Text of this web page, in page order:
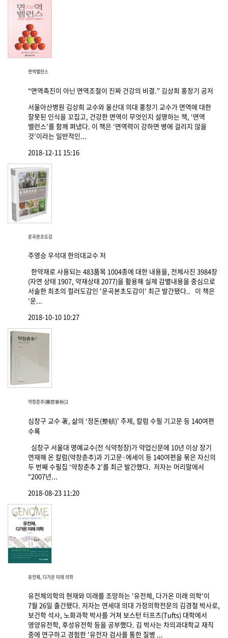
면역밸런스
“면역촉진이 아닌 면역조절이 진짜 건강의 비결.” 김상희 홍창기 공저
서울아산병원 김상희 교수와 울산대 의대 홍창기 교수가 면역에 대한
잘못된 인식을 꼬집고, 건강한 면역이 무엇인지 설명하는 책, ‘면역
밸런스’를 함께 펴냈다. 이 책은 ‘면역력이 강하면 병에 걸리지 않을
것’이라는 일반적인...
2018-12-11 15:16
운곡본초도감
주영승 우석대 한의대교수 저
한약재로 사용되는 483품목 1004종에 대한 내용을, 전체사진 3984장
(자연 상태 1907, 약재상태 2077)을 활용해 실제 감별내용을 중심으로
서술한 최초의 컬러도감인 '운곡본초도감이' 최근 발간됐다.. 이 책은
‘운...
2018-10-10 10:27
약창춘추(藥窓春秋)2
심창구 교수 著, 삶의 ‘정돈(整頓)’ 주제, 칼럼 수필 기고문 등 140여편
수록
심창구 서울대 명예교수(전 식약청장)가 약업신문에 10년 이상 장기
연재해 온 칼럼(약창춘추)과 기고문·에세이 등 140여편을 묶은 자신의
두 번째 수필집 ‘약창춘추 2’를 최근 발간했다. 저자는 머리말에서
“2007년...
2018-08-23 11:20
유전체, 다가온 미래 의학
유전체의학의 현재와 미래를 조망하는 '유전체, 다가온 미래 의학'이
7월 26일 출간됐다. 저자는 연세대 의대 가정의학전문의 김경철 박사로,
보건학 석사, 노화과학 박사를 거쳐 보스턴 터프츠(Tufts) 대학에서
영양유전학, 후성유전학 등을 공부했다. 김 박사는 차의과대학교 재직
중에 연구하고 경험한 '유전자 검사를 통한 질병 ...